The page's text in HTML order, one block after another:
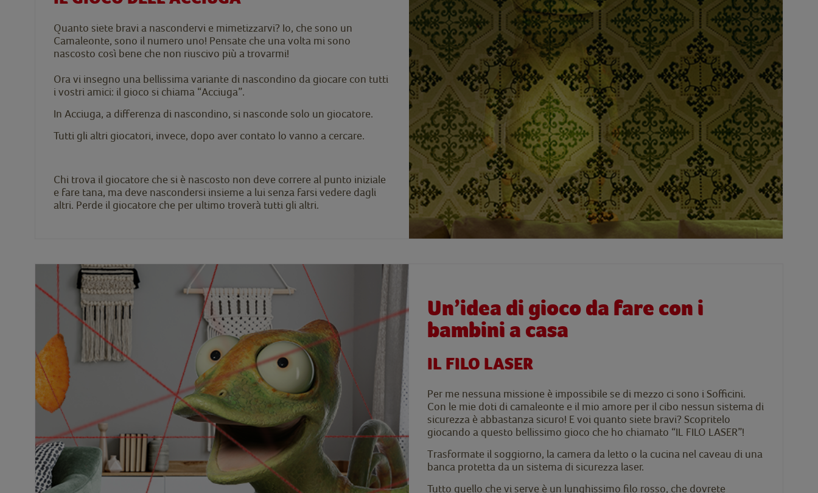
Quanto siete bravi a nascondervi e mimetizzarvi? Io, che sono un
Camaleonte, sono il numero uno! Pensate che una volta mi sono
nascosto così bene che non riuscivo più a trovarmi!
Ora vi insegno una bellissima variante di nascondino da giocare con tutti
i vostri amici: il gioco si chiama “Acciuga”.
In Acciuga, a differenza di nascondino, si nasconde solo un giocatore.
Tutti gli altri giocatori, invece, dopo aver contato lo vanno a cercare.
Chi trova il giocatore che si è nascosto non deve correre al punto iniziale
e fare tana, ma deve nascondersi insieme a lui senza farsi vedere dagli
altri. Perde il giocatore che per ultimo troverà tutti gli altri.
Un’idea di gioco da fare con i
bambini a casa
IL FILO LASER
Per me nessuna missione è impossibile se di mezzo ci sono i Sofficini.
Con le mie doti di camaleonte e il mio amore per il cibo nessun sistema di
sicurezza è abbastanza sicuro! E voi quanto siete bravi? Scopritelo
giocando a questo bellissimo gioco che ho chiamato “IL FILO LASER”!
Trasformate il soggiorno, la camera da letto o la cucina nel caveau di una
banca protetta da un sistema di sicurezza laser.
Tutto quello che vi serve è un lunghissimo filo rosso, che dovrete